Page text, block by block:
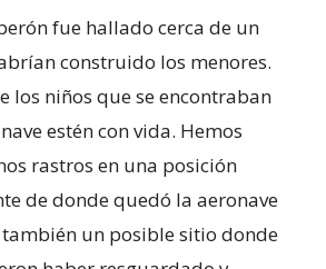
fue hallado cerca de un
construido los menores.
los niños que se encontraban
estén con vida. Hemos
rastros en una posición
de donde quedó la aeronave
un posible sitio donde